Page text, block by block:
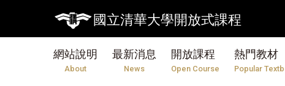
國立清華大學開放式課程
網站說明
About
最新消息
News
開放課程
Open Course
熱門教材
Popular